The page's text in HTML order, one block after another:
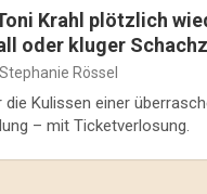
Krahl plötzlich
oder kluger
Stephanie Rössel
die Kulissen einer
– mit Ticketverlosung.